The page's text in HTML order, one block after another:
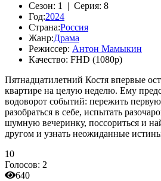
Сезон: 1 | Серия: 8
Год:2024
Страна:Россия
Жанр:Драма
Режиссер: Антон Мамыкин
Качество: FHD (1080p)
Пятнадцатилетний Костя впервые
квартире на целую неделю. Ему
водоворот событий: пережить
разобраться в себе, испытать
шумную вечеринку, поссориться и
другом и узнать неожиданные
10
Голосов: 2
640